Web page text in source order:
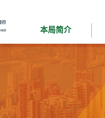
本局简介